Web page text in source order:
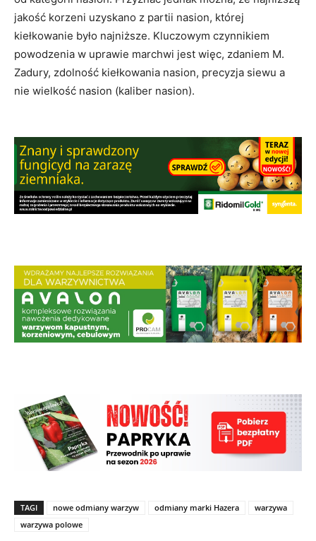
jakość korzeni uzyskano z partii nasion, której
kiełkowanie było najniższe. Kluczowym czynnikiem
powodzenia w uprawie marchwi jest więc, zdaniem M.
Zadury, zdolność kiełkowania nasion, precyzja siewu a
nie wielkość nasion (kaliber nasion).
TAGI nowe odmiany warzyw odmiany marki Hazera
warzywa
warzywa polowe